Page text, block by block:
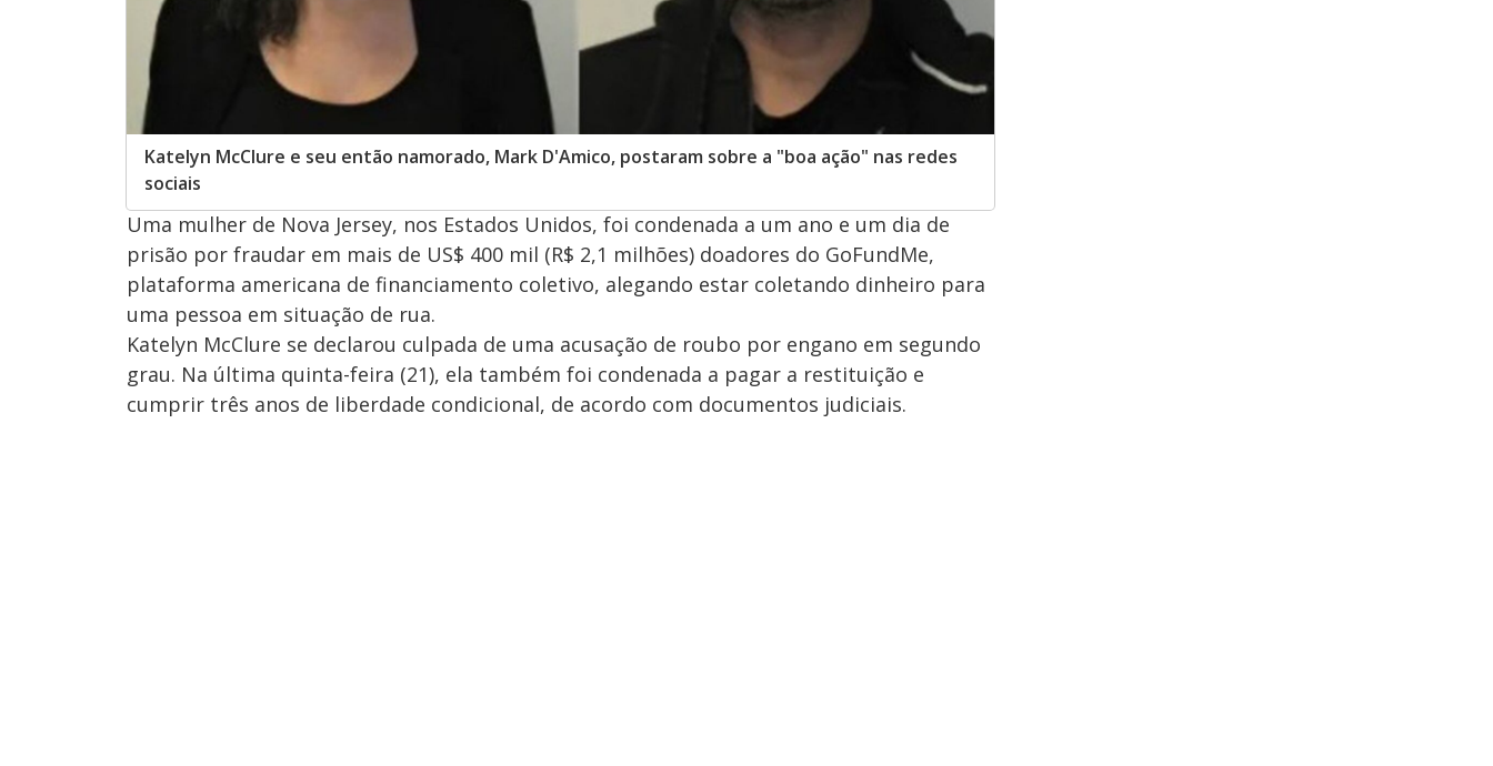
Katelyn McClure e seu então namorado, Mark D'Amico, postaram sobre a "boa ação" nas redes
sociais
Uma mulher de Nova Jersey, nos Estados Unidos, foi condenada a um ano e um dia de
prisão por fraudar em mais de US$ 400 mil (R$ 2,1 milhões) doadores do GoFundMe,
plataforma americana de financiamento coletivo, alegando estar coletando dinheiro para
uma pessoa em situação de rua.
Katelyn McClure se declarou culpada de uma acusação de roubo por engano em segundo
grau. Na última quinta-feira (21), ela também foi condenada a pagar a restituição e
cumprir três anos de liberdade condicional, de acordo com documentos judiciais.